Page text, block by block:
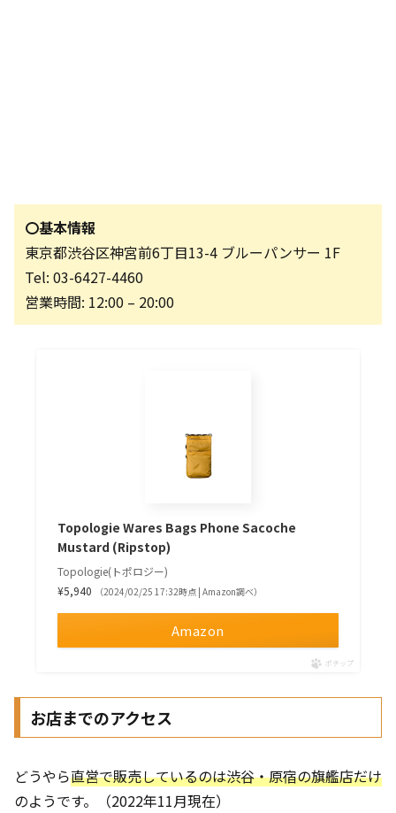
〇基本情報
東京都渋谷区神宮前6丁目13-4 ブルーパンサー 1F
Tel: 03-6427-4460
営業時間: 12:00 – 20:00
Topologie Wares Bags Phone Sacoche
Mustard (Ripstop)
Topologie(トポロジー)
¥5,940
（2024/02/25 17:32時点 | Amazon調べ）
Amazon
ポチップ
お店までのアクセス
どうやら直営で販売しているのは渋谷・原宿の旗艦店だけ
のようです。（2022年11月現在）